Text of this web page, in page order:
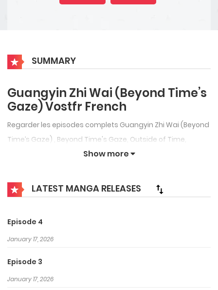
SUMMARY
Guangyin Zhi Wai (Beyond Time’s
Gaze) Vostfr French
Regarder les episodes complets Guangyin Zhi Wai (Beyond
Time’s Gaze) , Beyond Time's Gaze, Outside of Time,
Beyond Time, Beyond the Timescape, 光阴之外 French
anime always be updated quickly, please visit to watch
latest episodes.
Le monde n’était qu’une demeure temporaire pour tous les
êtres, et le temps s’écoulait comme celui de voyageurs de
périssait et des zones devenaient interdites. Dans
l’apocalypse, les conséquences survenaient, et la vie
Show more
LATEST MANGA RELEASES
Episode 4
January 17, 2026
Episode 3
January 17, 2026